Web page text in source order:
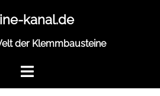
kanal.de
der Klemmbausteine